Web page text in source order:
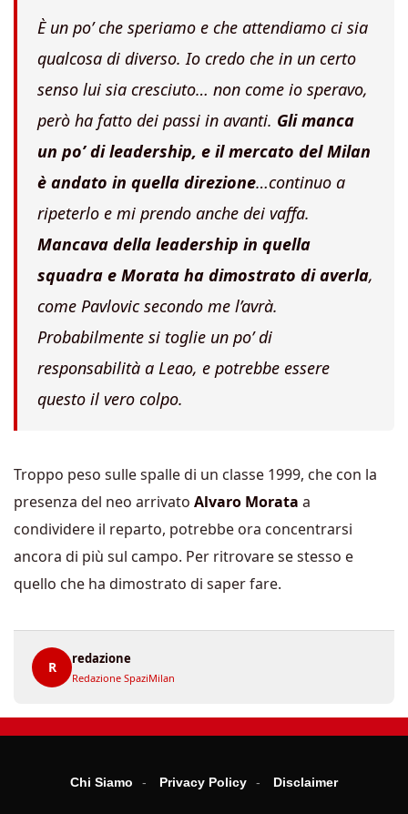
È un po’ che speriamo e che attendiamo ci sia
qualcosa di diverso. Io credo che in un certo
senso lui sia cresciuto… non come io speravo,
però ha fatto dei passi in avanti. Gli manca
un po’ di leadership, e il mercato del Milan
è andato in quella direzione…continuo a
ripeterlo e mi prendo anche dei vaffa.
Mancava della leadership in quella
squadra e Morata ha dimostrato di averla,
come Pavlovic secondo me l’avrà.
Probabilmente si toglie un po’ di
responsabilità a Leao, e potrebbe essere
questo il vero colpo.
Troppo peso sulle spalle di un classe 1999, che con la
presenza del neo arrivato Alvaro Morata a
condividere il reparto, potrebbe ora concentrarsi
ancora di più sul campo. Per ritrovare se stesso e
quello che ha dimostrato di saper fare.
R
redazione
Redazione SpaziMilan
Chi Siamo Privacy Policy Disclaimer